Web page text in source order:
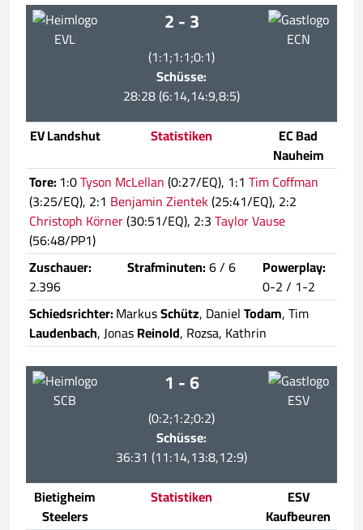
EVL
2 - 3
(1:1;1:1;0:1)
Schüsse:
28:28 (6:14,14:9,8:5)
ECN
EV Landshut Statistiken
EC Bad
Nauheim
Tore:1:0Tyson McLellan(0:27/EQ), 1:1 Tim Coffman
(3:25/EQ), 2:1 Benjamin Zientek(25:41/EQ), 2:2
Christoph Körner(30:51/EQ), 2:3Taylor Vause
(56:48/PP1)
Zuschauer:
2.396
Strafminuten:6 / 6
Powerplay:
0-2 / 1-2
Schiedsrichter:MarkusSchütz, DanielTodam, Tim
Laudenbach, JonasReinold, Rozsa, Kathrin
SCB
1 - 6
(0:2;1:2;0:2)
Schüsse:
36:31 (11:14,13:8,12:9)
ESV
Bietigheim
Steelers
Statistiken
ESV
Kaufbeuren